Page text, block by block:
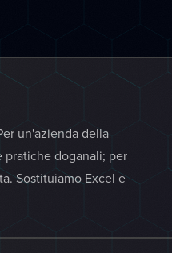
un'azienda della
doganali; per
Sostituiamo Excel e